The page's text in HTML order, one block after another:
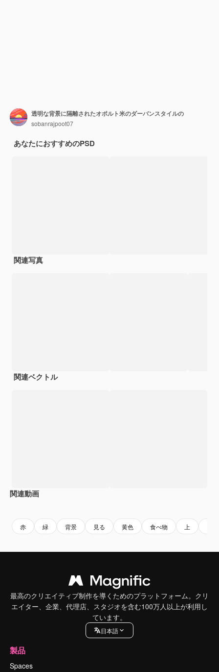
透明な背景に隔離されたオポルト米のダーバンスタイルの
sobanrajpoot07
あなたにおすすめのPSD
関連写真
関連ベクトル
関連動画
赤 緑 背景 見る 黄色 食べ物 上
最高のクリエイティブ制作を導くためのプラットフォーム。クリ
エイター、企業、代理店、スタジオを含む100万人以上が利用し
ています。
日本語
製品
Spaces